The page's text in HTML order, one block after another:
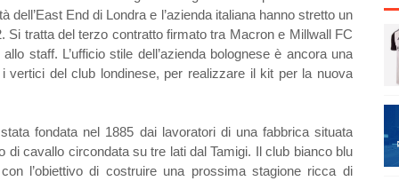
End di Londra e l’azienda italiana hanno stretto un
Si tratta del terzo contratto firmato tra Macron e Millwall FC
staff. L’ufficio stile dell’azienda bolognese è ancora una
vertici del club londinese, per realizzare il kit per la nuova
fondata nel 1885 dai lavoratori di una fabbrica situata
di cavallo circondata su tre lati dal Tamigi. Il club bianco blu
l’obiettivo di costruire una prossima stagione ricca di